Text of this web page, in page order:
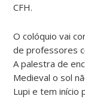
CFH.
O colóquio vai
de professores
A palestra de
Medieval o sol
Lupi e tem início